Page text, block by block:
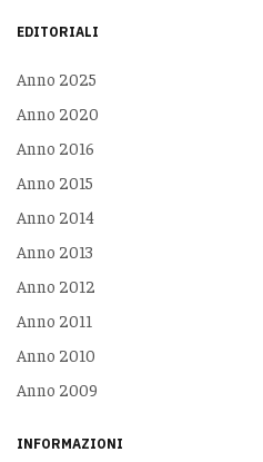
EDITORIALI
Anno 2025
Anno 2020
Anno 2016
Anno 2015
Anno 2014
Anno 2013
Anno 2012
Anno 2011
Anno 2010
Anno 2009
INFORMAZIONI